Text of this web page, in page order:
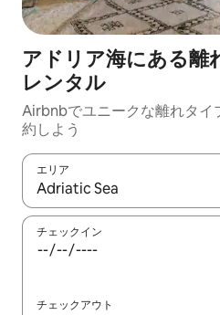
アドリア海にある離
レンタル
Airbnbでユニークな離れタイ
約しよう
エリア
検索結果が表示されたら、上
チェックイン
チェックアウト